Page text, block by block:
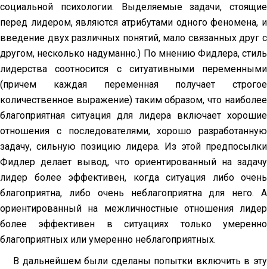
социальной психологии. Выделяемые задачи, стоящие
перед лидером, яв­ляются атрибутами одного феномена, и
введение двух различных понятий, мало связанных друг с
другом, несколько надуманно.) По мнению Фидле­ра, стиль
лидерства соотносится с ситуативными переменными
(причем каждая переменная получает строгое
количественное выражение) таким образом, что наиболее
благоприятная ситуация для лидера включает хо­рошие
отношения с последователями, хорошо разработанную
задачу, силь­ную позицию лидера. Из этой предпосылки
Фидлер делает вывод, что ори­ентированный на задачу
лидер более эффективен, когда ситуация либо очень
благоприятна, либо очень неблагоприятна для него. А
ориентиро­ванный на межличностные отношения лидер
более эффективен в ситуациях только умеренно
благоприятных или умеренно неблагоприятных.
В дальнейшем были сделаны попытки включить в эту